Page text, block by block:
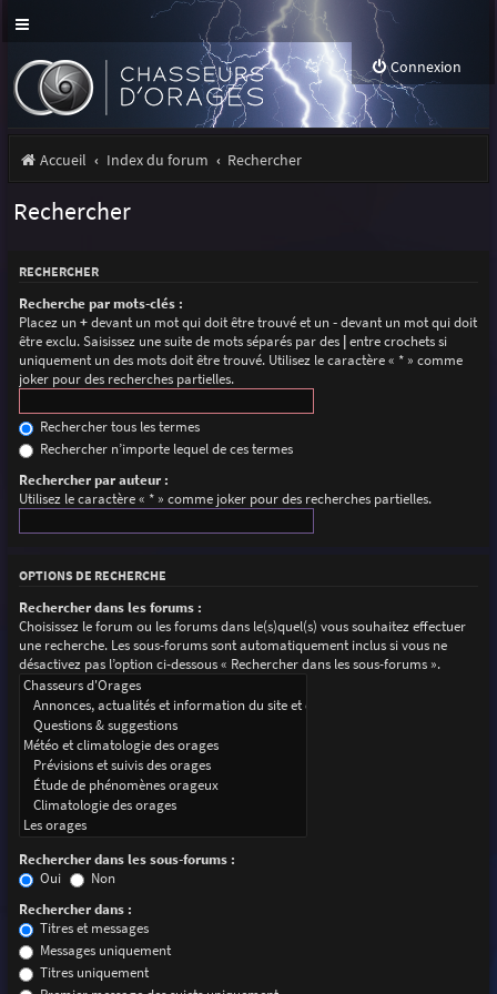
Connexion
Accueil Index du forum Rechercher
Rechercher
RECHERCHER
Recherche par mots-clés :
Placez un+devant un mot qui doit être trouvé et un-devant un mot qui doit
être exclu. Saisissez une suite de mots séparés par des |entre crochets si
uniquement un des mots doit être trouvé. Utilisez le caractère « * » comme
joker pour des recherches partielles.
Rechercher tous les termes
Rechercher n’importe lequel de ces termes
Rechercher par auteur :
Utilisez le caractère « * » comme joker pour des recherches partielles.
OPTIONS DE RECHERCHE
Rechercher dans les forums :
Choisissez le forum ou les forums dans le(s)quel(s) vous souhaitez effectuer
une recherche. Les sous-forums sont automatiquement inclus si vous ne
désactivez pas l’option ci-dessous « Rechercher dans les sous-forums ».
Rechercher dans les sous-forums :
Oui
Non
Rechercher dans :
Titres et messages
Messages uniquement
Titres uniquement